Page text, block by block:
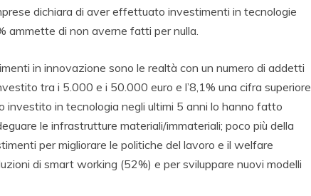
dichiara di aver effettuato investimenti in tecnologie
ammette di non averne fatti per nulla.
in innovazione sono le realtà con un numero di addetti
tra i 5.000 e i 50.000 euro e l’8,1% una cifra superiore
investito in tecnologia negli ultimi 5 anni lo hanno fatto
le infrastrutture materiali/immateriali; poco più della
per migliorare le politiche del lavoro e il welfare
di smart working (52%) e per sviluppare nuovi modelli